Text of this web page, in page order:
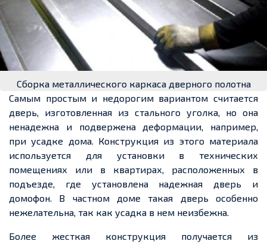
Сборка металлического каркаса дверного полотна
Самым простым и недорогим вариантом считается
дверь, изготовленная из стального уголка, но она
ненадежна и подвержена деформации, например,
при усадке дома. Конструкция из этого материала
используется для установки в технических
помещениях или в квартирах, расположенных в
подъезде, где установлена надежная дверь и
домофон. В частном доме такая дверь особенно
нежелательна, так как усадка в нем неизбежна.
Более жесткая конструкция получается из